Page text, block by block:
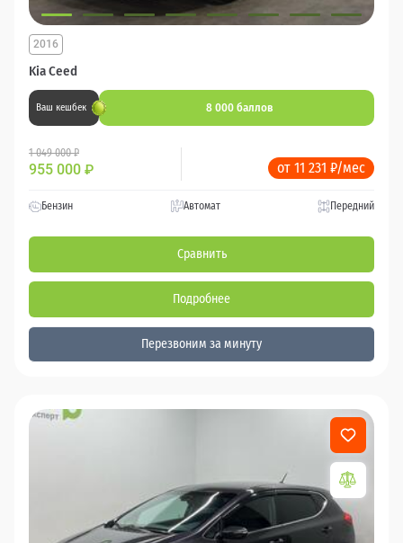
Kia Ceed
2016
Ваш кешбек 8 000 баллов
1 049 000 ₽
955 000 ₽ от 11 231 ₽/мес
Бензин Автомат Передний
Сравнить
Подробнее
Перезвоним за минуту